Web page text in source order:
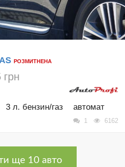
РОЗМИТНЕНА
3 л. бензин/газ автомат
1 6162
ще 10 авто